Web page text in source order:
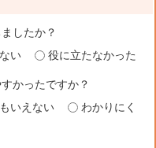
したか？
い 役に立たなかった
かったですか？
いえない
わかりにく